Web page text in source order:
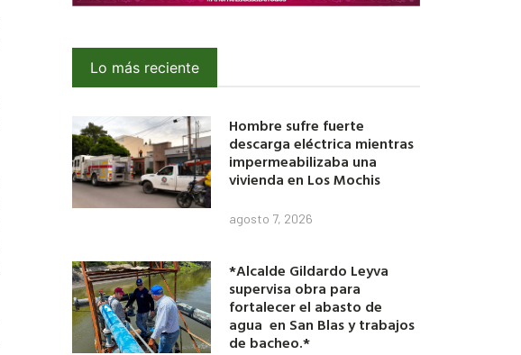
Lo más reciente
Hombre sufre fuerte
descarga eléctrica mientras
impermeabilizaba una
vivienda en Los Mochis
agosto 7, 2026
*Alcalde Gildardo Leyva
supervisa obra para
fortalecer el abasto de
agua en San Blas y trabajos
de bacheo.*